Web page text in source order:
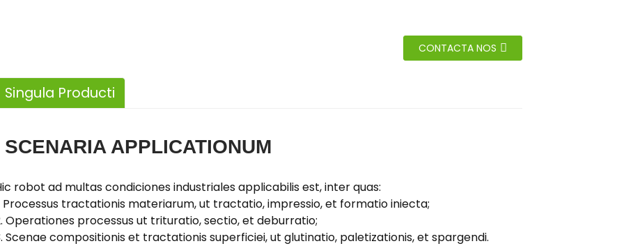
CONTACTA NOS
Singula Producti
SCENARIA APPLICATIONUM
robot ad multas condiciones industriales applicabilis est, inter quas:
Processus tractationis materiarum, ut tractatio, impressio, et formatio iniecta;
Operationes processus ut trituratio, sectio, et deburratio;
Scenae compositionis et tractationis superficiei, ut glutinatio, paletizationis, et spargendi.